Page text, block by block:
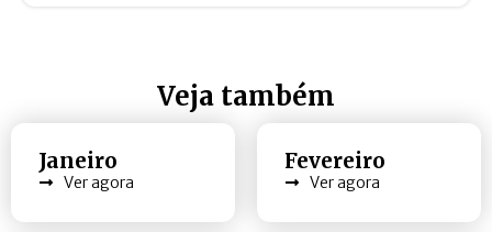
Veja também
Janeiro
Ver agora
Fevereiro
Ver agora